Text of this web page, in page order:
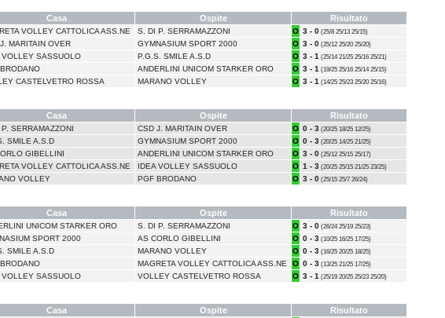
Casa Ospite Risultato
VOLLEY CATTOLICA ASS.NE S. DI P. SERRAMAZZONI O 3 - 0 (25/8 25/13 25/15)
MARITAIN OVER GYMNASIUM SPORT 2000 O 3 - 0 (25/12 25/20 25/20)
VOLLEY SASSUOLO P.G.S. SMILE A.S.D O 3 - 1 (25/14 21/25 25/16 25/21)
ANDERLINI UNICOM STARKER ORO O 3 - 1 (19/25 25/16 25/14 25/15)
CASTELVETRO ROSSA MARANO VOLLEY O 3 - 1 (14/25 25/23 25/20 25/16)
Casa Ospite Risultato
SERRAMAZZONI CSD J. MARITAIN OVER O 0 - 3 (20/25 18/25 12/25)
SMILE A.S.D GYMNASIUM SPORT 2000 O 0 - 3 (20/25 14/25 21/25)
GIBELLINI ANDERLINI UNICOM STARKER ORO O 3 - 0 (25/12 25/15 25/17)
VOLLEY CATTOLICA ASS.NE IDEA VOLLEY SASSUOLO O 1 - 3 (20/25 25/15 21/25 23/25)
VOLLEY PGF BRODANO O 3 - 0 (25/15 25/7 26/24)
Casa Ospite Risultato
UNICOM STARKER ORO S. DI P. SERRAMAZZONI O 3 - 0 (26/24 25/19 25/23)
SPORT 2000 AS CORLO GIBELLINI O 0 - 3 (10/25 16/25 17/25)
SMILE A.S.D MARANO VOLLEY O 0 - 3 (16/25 20/25 18/25)
MAGRETA VOLLEY CATTOLICA ASS.NE O 0 - 3 (13/25 21/25 17/25)
VOLLEY SASSUOLO VOLLEY CASTELVETRO ROSSA O 3 - 1 (25/19 20/25 25/23 25/20)
Casa Ospite Risultato